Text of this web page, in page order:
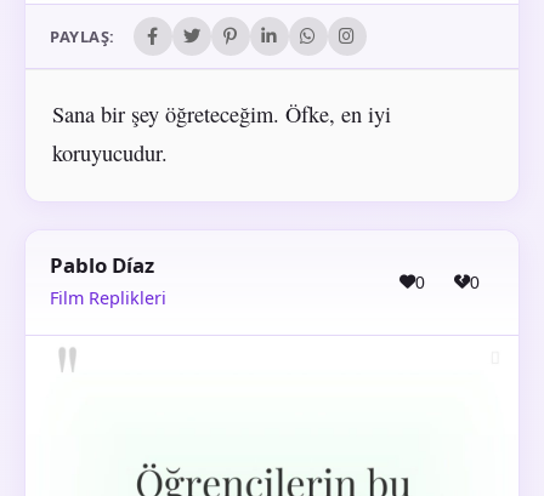
PAYLAŞ:
Sana bir şey öğreteceğim. Öfke, en iyi
koruyucudur.
Pablo Díaz
Film Replikleri
0 0